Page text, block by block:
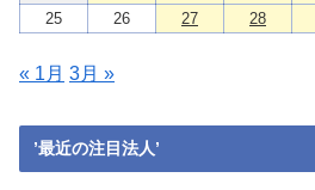
25
26 27 28
« 1月 3月 »
’最近の注目法人’